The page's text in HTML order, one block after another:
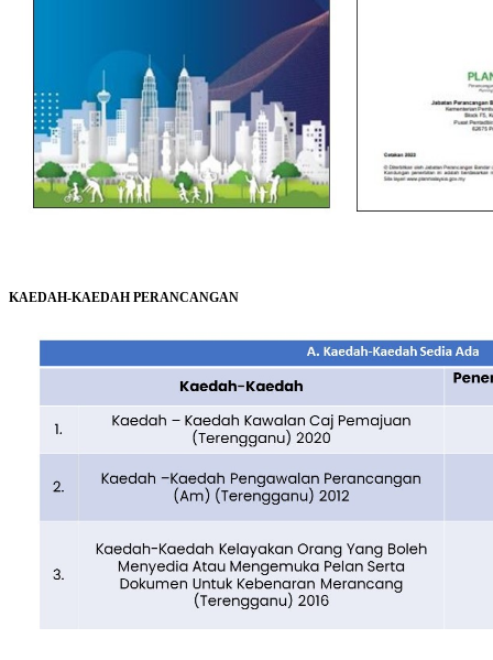
KAEDAH-KAEDAH PERANCANGAN